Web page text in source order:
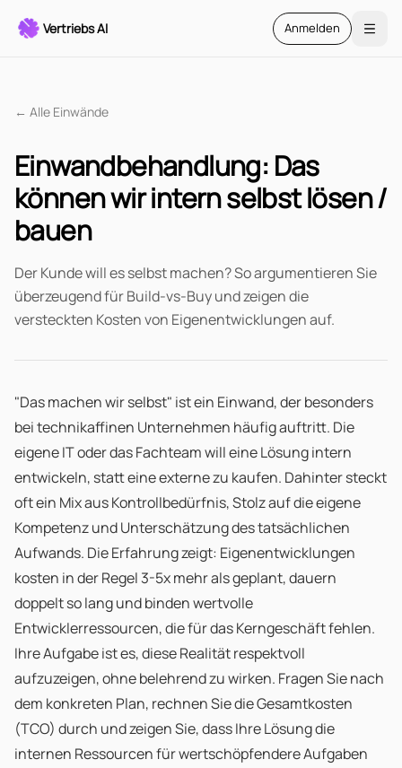
Vertriebs AI Anmelden
← Alle Einwände
Einwandbehandlung:Das
können wir intern selbst lösen /
bauen
Der Kunde will es selbst machen? So argumentieren Sie
überzeugend für Build-vs-Buy und zeigen die
versteckten Kosten von Eigenentwicklungen auf.
"Das machen wir selbst" ist ein Einwand, der besonders
bei technikaffinen Unternehmen häufig auftritt. Die
eigene IT oder das Fachteam will eine Lösung intern
entwickeln, statt eine externe zu kaufen. Dahinter steckt
oft ein Mix aus Kontrollbedürfnis, Stolz auf die eigene
Kompetenz und Unterschätzung des tatsächlichen
Aufwands. Die Erfahrung zeigt: Eigenentwicklungen
kosten in der Regel 3-5x mehr als geplant, dauern
doppelt so lang und binden wertvolle
Entwicklerressourcen, die für das Kerngeschäft fehlen.
Ihre Aufgabe ist es, diese Realität respektvoll
aufzuzeigen, ohne belehrend zu wirken. Fragen Sie nach
dem konkreten Plan, rechnen Sie die Gesamtkosten
(TCO) durch und zeigen Sie, dass Ihre Lösung die
internen Ressourcen für wertschöpfendere Aufgaben